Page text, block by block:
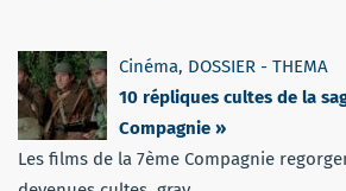
Cinéma, DOSSIER - THEMA
10 répliques cultes de la
Compagnie »
Les films de la 7ème Compagnie